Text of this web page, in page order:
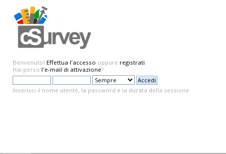
Benvenuto! Effettua l'accesso oppure registrati.
Hai perso l'e-mail di attivazione?
Inserisci il nome utente, la password e la durata della sessione.